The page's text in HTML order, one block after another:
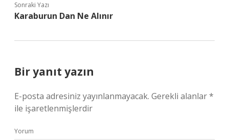
Sonraki Yazı
Karaburun Dan Ne Alınır
Bir yanıt yazın
E-posta adresiniz yayınlanmayacak. Gerekli alanlar*
ile işaretlenmişlerdir
Yorum